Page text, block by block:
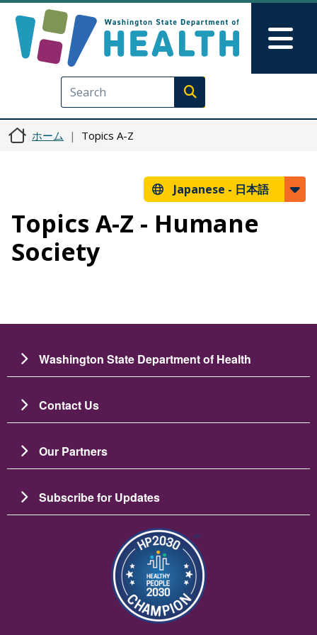
Execute search
ホーム Topics A-Z
Japanese - 日本語
Topics A-Z - Humane
Society
Washington State Department of Health
Contact Us
Our Partners
Subscribe for Updates
画像